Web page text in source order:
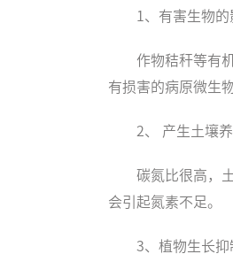
1、有害生物
作物秸秆等有
有损害的病原微生物
2、 产生土壤
碳氮比很高，
会引起氮素不足。
3、植物生长抑